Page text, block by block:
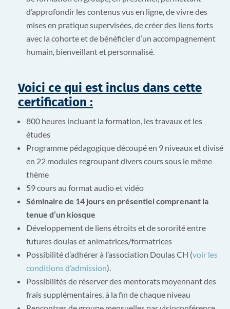
d’approfondir les contenus vus en ligne, de vivre des
mises en pratique supervisées, de créer des liens forts
avec la cohorte et de bénéficier d’un accompagnement
humain, bienveillant et personnalisé.
Voici ce qui est inclus dans cette
certification :
800 heures incluant la formation, les travaux et les
études
Programme pédagogique découpé en 9 niveaux et divisé
en 22 modules regroupant divers cours sous le même
thème
59 cours au format audio et vidéo
Séminaire de 14 jours en présentiel comprenant la
tenue d’un kiosque
Développement de liens étroits et de sororité entre
futures doulas et animatrices/formatrices
Possibilité d’adhérerà l’association Doulas CH (voir les
conditions d’admission).
Possibilités de réserverdes mentorats moyennant des
frais supplémentaires, à la fin de chaque niveau